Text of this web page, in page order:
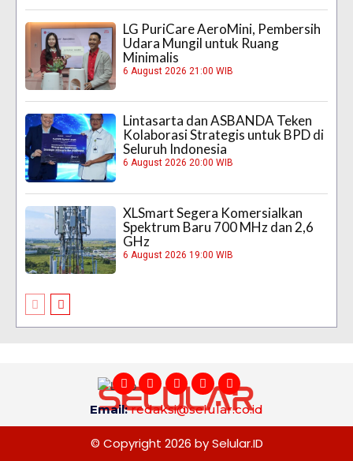
LG PuriCare AeroMini, Pembersih
Udara Mungil untuk Ruang
Minimalis
6 August 2026 21:00 WIB
Lintasarta dan ASBANDA Teken
Kolaborasi Strategis untuk BPD di
Seluruh Indonesia
6 August 2026 20:00 WIB
XLSmart Segera Komersialkan
Spektrum Baru 700 MHz dan 2,6
GHz
6 August 2026 19:00 WIB
Email:redaksi@selular.co.id
© Copyright 2026 by Selular.ID